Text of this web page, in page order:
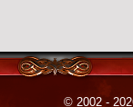
© 2002 -